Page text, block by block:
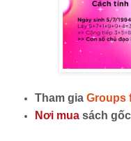
Tham gia Groups
Nơi mua sách